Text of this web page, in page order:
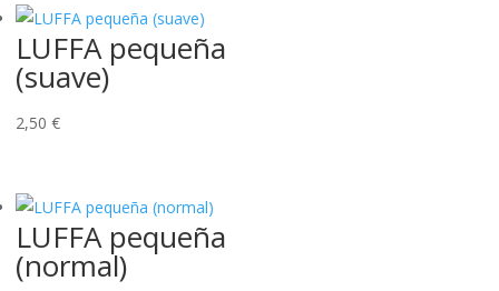
LUFFA pequeña
(suave)
2,50 €
LUFFA pequeña
(normal)